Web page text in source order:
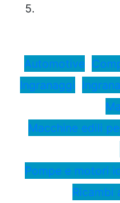
Automotive
Ingranaggi
Macchine edili
Pompe e motori
Ricambi